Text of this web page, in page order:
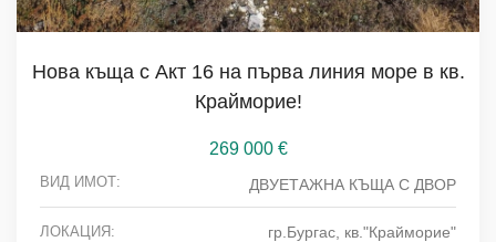
Нова къща с Акт 16 на първа линия море в кв.
Крайморие!
269 000 €
ВИД ИМОТ: ДВУЕТАЖНА КЪЩА С ДВОР
ЛОКАЦИЯ: гр.Бургас, кв."Крайморие"